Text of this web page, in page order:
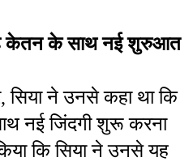
केतन के साथ नई शुरुआत
सिया ने उनसे कहा था कि
नई जिंदगी शुरू करना
कि सिया ने उनसे यह